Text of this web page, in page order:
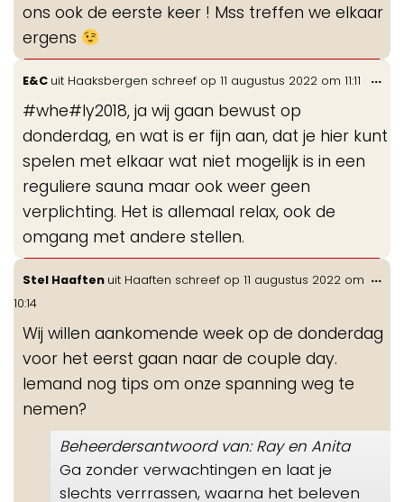
ons ook de eerste keer ! Mss treffen we elkaar
ergens
E&C uit Haaksbergen schreef op 11 augustus 2022 om 11:11
#whe#ly2018, ja wij gaan bewust op
donderdag, en wat is er fijn aan, dat je hier kunt
spelen met elkaar wat niet mogelijk is in een
reguliere sauna maar ook weer geen
verplichting. Het is allemaal relax, ook de
omgang met andere stellen.
...
Stel Haaften uit Haaften schreef op 11 augustus 2022 om
10:14
Wij willen aankomende week op de donderdag
voor het eerst gaan naar de couple day.
Iemand nog tips om onze spanning weg te
nemen?
Beheerdersantwoord van: Ray en Anita
Ga zonder verwachtingen en laat je
slechts verrrassen, waarna het beleven
...